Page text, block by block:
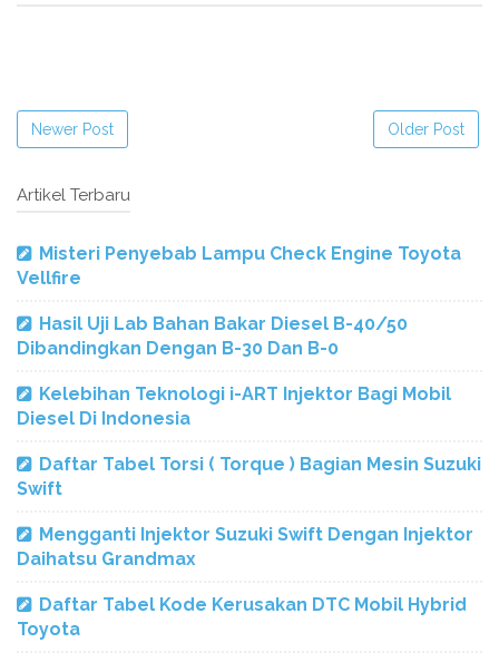
Newer Post Older Post
Artikel Terbaru
Misteri Penyebab Lampu Check Engine Toyota
Vellfire
Hasil Uji Lab Bahan Bakar Diesel B-40/50
Dibandingkan Dengan B-30 Dan B-0
Kelebihan Teknologi i-ART Injektor Bagi Mobil
Diesel Di Indonesia
Daftar Tabel Torsi ( Torque ) Bagian Mesin Suzuki
Swift
Mengganti Injektor Suzuki Swift Dengan Injektor
Daihatsu Grandmax
Daftar Tabel Kode Kerusakan DTC Mobil Hybrid
Toyota